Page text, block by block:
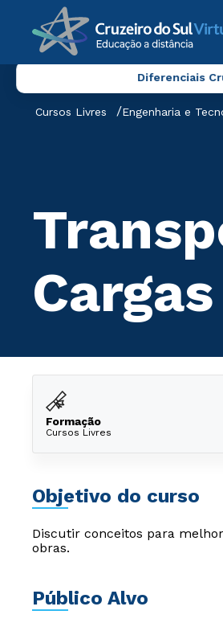
Diferenciais
Cursos Livres Engenharia e
Formação
Cursos Livres
Objetivo do curso
Discutir conceitos para
obras.
Público Alvo